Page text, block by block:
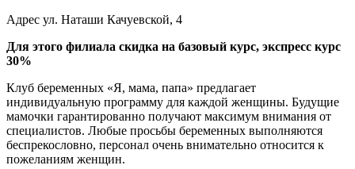
Адрес ул. Наташи Качуевской, 4
Для этого филиала скидка на базовый курс, экспресс курс
30%
Клуб беременных «Я, мама, папа» предлагает
индивидуальную программу для каждой женщины. Будущие
мамочки гарантированно получают максимум внимания от
специалистов. Любые просьбы беременных выполняются
беспрекословно, персонал очень внимательно относится к
пожеланиям женщин.